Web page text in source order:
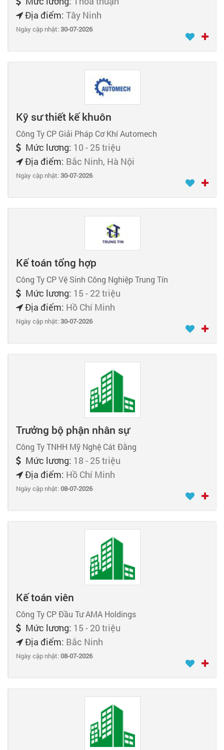
Địa điểm: Tây Ninh
Ngày cập nhật:30-07-2026
Kỹ sư thiết kế khuôn
Công Ty CP Giải Pháp Cơ Khí Automech
Mức lương: 10 - 25 triệu
Địa điểm: Bắc Ninh, Hà Nội
Ngày cập nhật:30-07-2026
Kế toán tổng hợp
Công Ty CP Vệ Sinh Công Nghiệp Trung Tín
Mức lương: 15 - 22 triệu
Địa điểm: Hồ Chí Minh
Ngày cập nhật:30-07-2026
Trưởng bộ phận nhân sự
Công Ty TNHH Mỹ Nghệ Cát Đằng
Mức lương: 18 - 25 triệu
Địa điểm: Hồ Chí Minh
Ngày cập nhật:08-07-2026
Kế toán viên
Công Ty CP Đầu Tư AMA Holdings
Mức lương: 15 - 20 triệu
Địa điểm: Bắc Ninh
Ngày cập nhật:08-07-2026